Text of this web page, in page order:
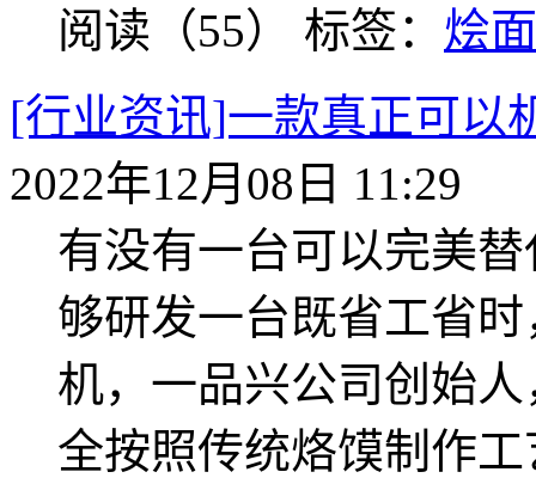
阅读（55） 标签： 烩
[行业资讯]一款真正可以
2022年12月08日 11:29
有没有一台可以完美
够研发一台既省工省
机，一品兴公司创始
全按照传统烙馍制作